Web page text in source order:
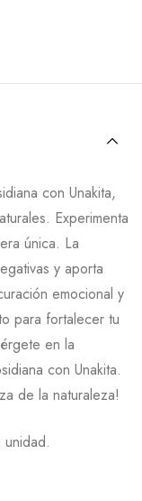
con Unakita,
Experimenta
única. La
y aporta
emocional y
para fortalecer tu
en la
con Unakita.
de la naturaleza!